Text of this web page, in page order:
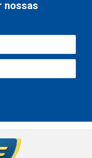
nossas